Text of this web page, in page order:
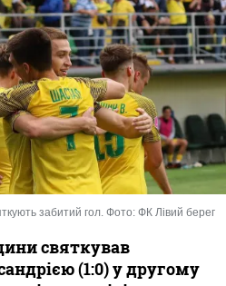
Різне
забитий гол. Фото: ФК Лівий берег
святкував
(1:0) у другому